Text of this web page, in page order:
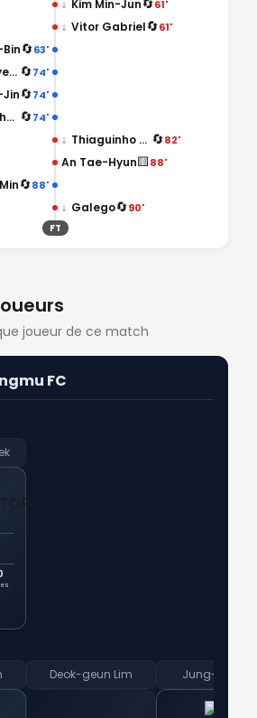
↓ Kim Min-Jun🔄61'
↓ Vitor Gabriel🔄61'
63'
🔄
74'
🔄
74'
🔄
Jin
74'
🔄
↓ Thiaguinho Santos 🔄82'
An Tae-Hyun🟨88'
88'
🔄
↓ Galego🔄90'
FT
joueur de ce match
FC
Deok-geun Lim Jung-taek